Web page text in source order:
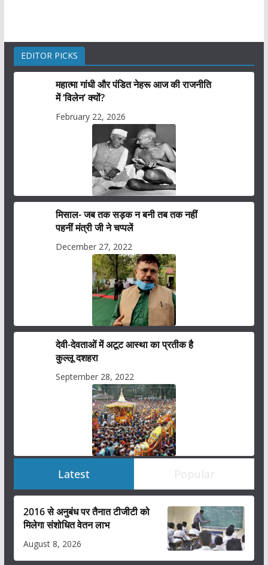
EDITOR PICKS
महात्मा गांधी और पंडित नेहरू आज की राजनीति
में ‘विलेन’ क्यों?
February 22, 2026
मिसाल- जब तक सड़क न बनी तब तक नहीं
पहनीं मंत्री जी ने चप्पलें
December 27, 2022
देवी-देवताओं में अटूट आस्था का प्रतीक है
कुल्लू दशहरा
September 28, 2022
Latest Popular
2016 से अनुबंध पर तैनात टीजीटी को
मिलेगा संशोधित वेतन लाभ
August 8, 2026